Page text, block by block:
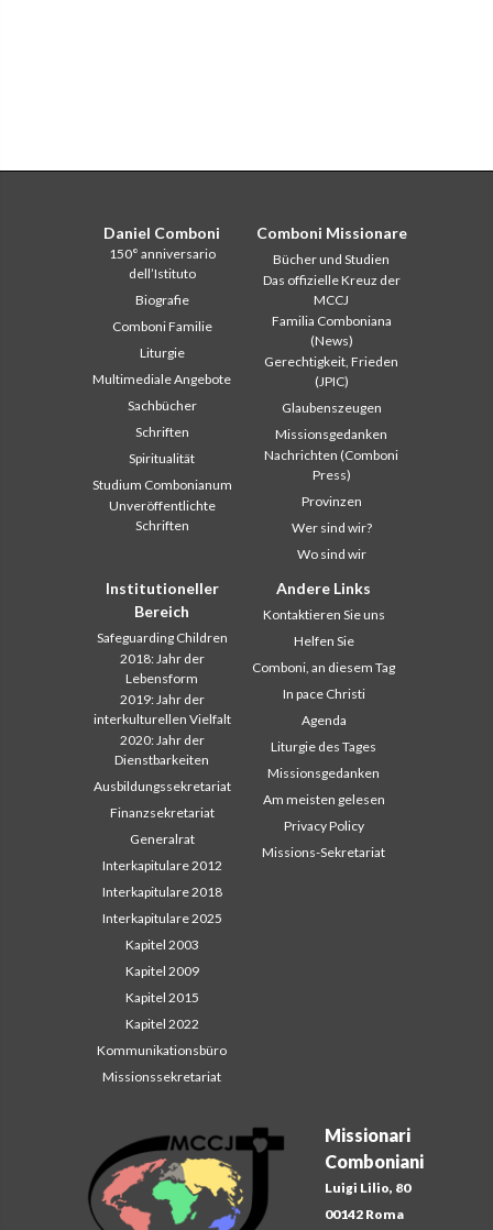
Missionari
Comboniani
Luigi Lilio, 80
00142 Roma
Daniel Comboni
150° anniversario
dell’Istituto
Biografie
Comboni Familie
Liturgie
Multimediale Angebote
Sachbücher
Schriften
Spiritualität
Studium Combonianum
Unveröffentlichte
Schriften
Comboni Missionare
Bücher und Studien
Das offizielle Kreuz der
MCCJ
Familia Comboniana
(News)
Gerechtigkeit, Frieden
(JPIC)
Glaubenszeugen
Missionsgedanken
Nachrichten (Comboni
Press)
Provinzen
Wer sind wir?
Wo sind wir
Institutioneller
Bereich
Safeguarding Children
2018: Jahr der
Lebensform
2019: Jahr der
interkulturellen Vielfalt
2020: Jahr der
Dienstbarkeiten
Ausbildungssekretariat
Finanzsekretariat
Generalrat
Interkapitulare 2012
Interkapitulare 2018
Interkapitulare 2025
Kapitel 2003
Kapitel 2009
Kapitel 2015
Kapitel 2022
Kommunikationsbüro
Missionssekretariat
Andere Links
Kontaktieren Sie uns
Helfen Sie
Comboni, an diesem Tag
In pace Christi
Agenda
Liturgie des Tages
Missionsgedanken
Am meisten gelesen
Privacy Policy
Missions-Sekretariat